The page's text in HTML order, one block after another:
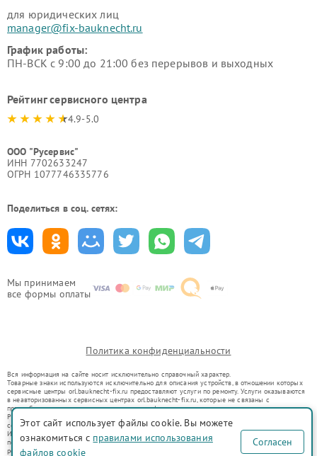
Мы принимаем
все формы оплаты
для юридических лиц
manager@fix-bauknecht.ru
График работы:
ПН-ВСК с 9:00 до 21:00 без перерывов и выходных
Рейтинг сервисного центра
4.9-5.0
ООО "Русервис"
ИНН 7702633247
ОГРН 1077746335776
Поделиться в соц. сетях:
Политика конфиденциальности
Вся информация на сайте носит исключительно справочный характер.
Товарные знаки используются исключительно для описания устройств, в отношении которых
сервисные центры orl.bauknecht-fix.ru предоставляют услуги по ремонту. Услуги оказываются
в неавторизованных сервисных центрах orl.bauknecht-fix.ru, которые не связаны с
правообладателями товарных знаков или их официальными представителями.
Ремонт осуществляется для устройств, уже введенных в гражданский оборот в соответствии
со статьей 1487 ГК РФ.
Использование товарных знаков не преследует цели индивидуализации услуг или введения
потребителей в заблуждение, а служит для информирования о предоставляемых услугах по
ремонту техники указанных брендов.
Этот сайт использует файлы cookie. Вы можете
ознакомиться с правилами использования
файлов cookie
Согласен